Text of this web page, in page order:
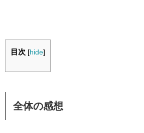
目次 [hide]
全体の感想